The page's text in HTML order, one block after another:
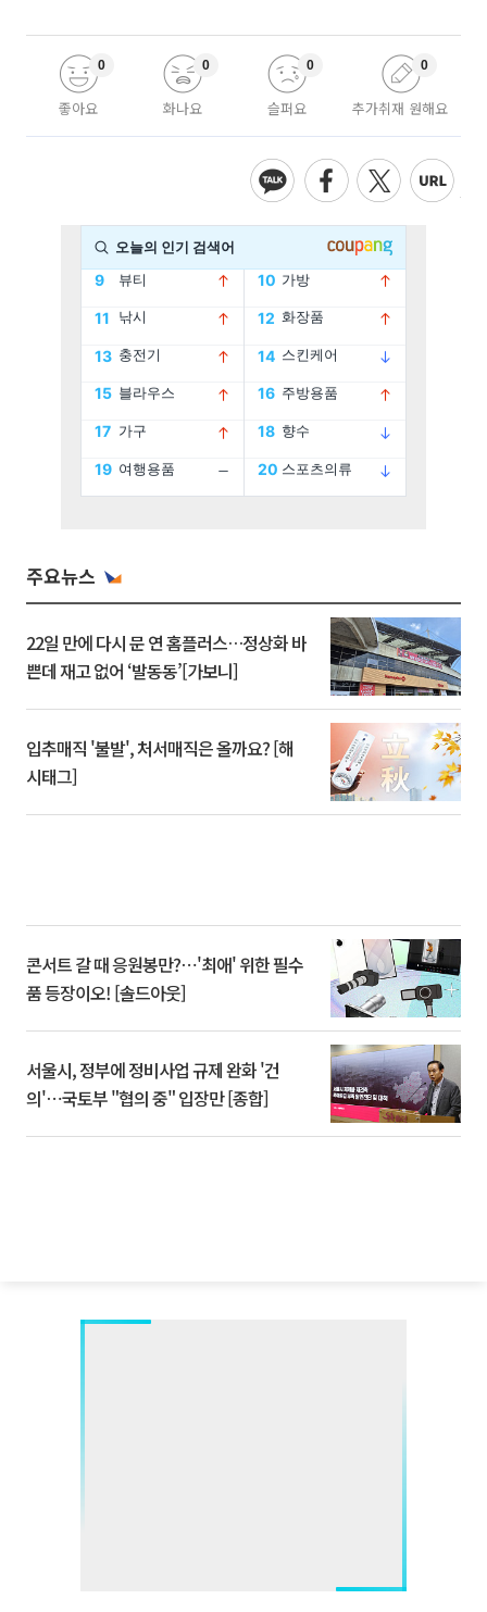
좋아요
0
화나요
0
슬퍼요
0
추가취재 원해요
0
주요뉴스
22일 만에 다시 문 연 홈플러스…정상화 바
쁜데 재고 없어 ‘발동동’[가보니]
입추매직 '불발', 처서매직은 올까요? [해
시태그]
콘서트 갈 때 응원봉만?⋯'최애' 위한 필수
품 등장이오! [솔드아웃]
서울시, 정부에 정비사업 규제 완화 '건
의'⋯국토부 "협의 중" 입장만 [종합]